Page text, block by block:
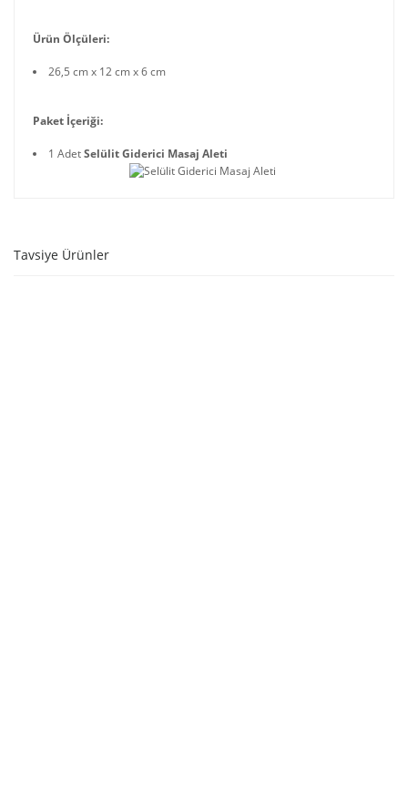
Ürün Ölçüleri:
26,5 cm x 12 cm x 6 cm
Paket İçeriği:
1 AdetSelülit Giderici Masaj Aleti
Tavsiye Ürünler